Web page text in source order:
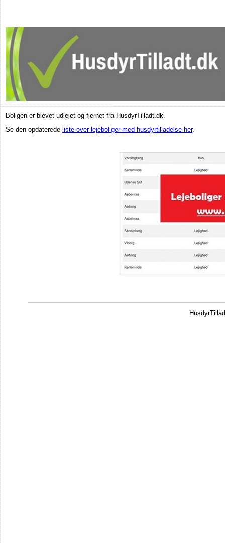
Boligen er blevet udlejet og fjernet fra HusdyrTilladt.dk.
Se den opdaterede liste over lejeboliger med husdyrtilladelse her.